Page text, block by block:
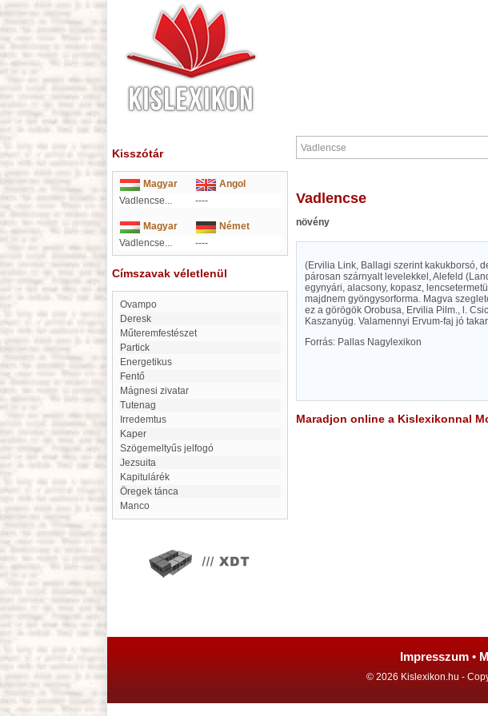
Kisszótár
Magyar
Angol
Vadlencse...
----
Magyar
Német
Vadlencse...
----
Címszavak véletlenül
Ovampo
Deresk
műteremfestészet
Partick
energetikus
Fentő
Mágnesi zivatar
Tutenag
Irredemtus
Kaper
szögemeltyűs jelfogó
jezsuita
kapitulárék
Öregek tánca
Manco
Vadlencse
növény
(Ervilia Link, Ballagi szerint kakukborsó,
párosan szárnyalt levelekkel, Alefeld
egynyári, alacsony, kopasz,
majdnem gyöngysorforma. Magva
ez a görögök Orobusa, Ervilia Pilm., l.
Kaszanyüg. Valamennyi Ervum-faj jó
Forrás: Pallas Nagylexikon
Maradjon online a Kislexikonnal
Impresszum •
© 2026 Kislexikon.hu -